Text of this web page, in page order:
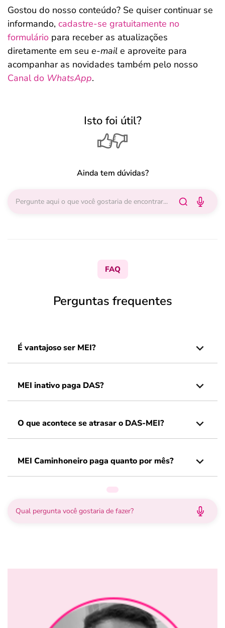
Gostou do nosso conteúdo? Se quiser continuar se
informando, cadastre-se gratuitamente no
formulário para receber as atualizações
diretamente em seu e-mail e aproveite para
acompanhar as novidades também pelo nosso
Canal do WhatsApp.
Isto foi útil?
Ainda tem dúvidas?
FAQ
Perguntas frequentes
É vantajoso ser MEI?
MEI inativo paga DAS?
O que acontece se atrasar o DAS-MEI?
MEI Caminhoneiro paga quanto por mês?